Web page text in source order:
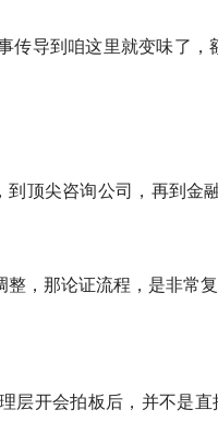
导到咱这里就变味了，
顶尖咨询公司，再到金
，那论证流程，是非常复
层开会拍板后，并不是